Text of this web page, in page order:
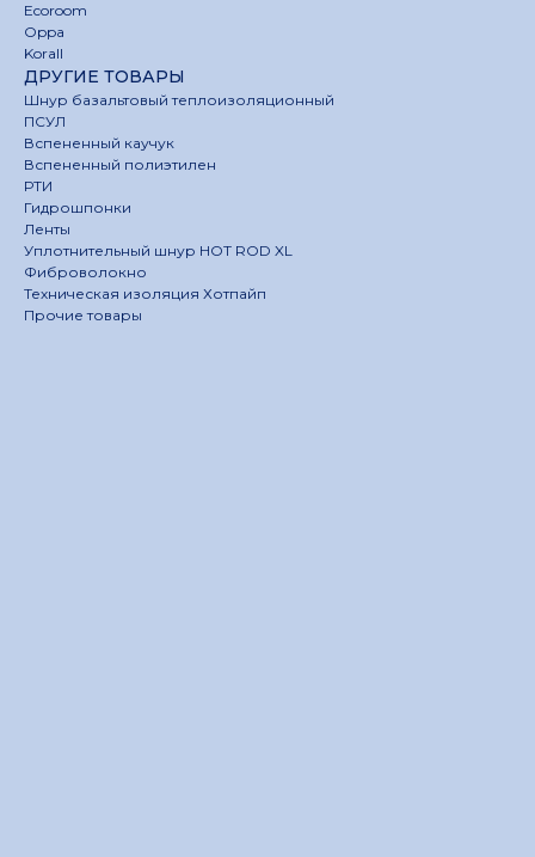
Ecoroom
Oppa
Korall
ДРУГИЕ ТОВАРЫ
Шнур базальтовый теплоизоляционный
ПСУЛ
Вспененный каучук
Вспененный полиэтилен
РТИ
Гидрошпонки
Ленты
Уплотнительный шнур HOT ROD XL
Фиброволокно
Техническая изоляция Хотпайп
Прочие товары